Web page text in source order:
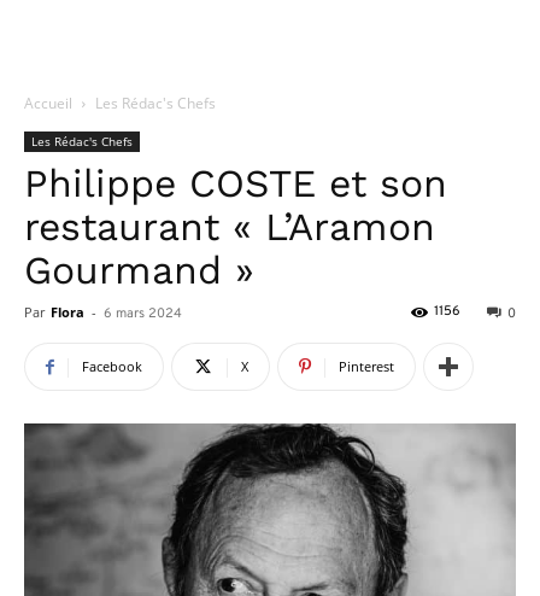
Accueil Les Rédac's Chefs
Les Rédac's Chefs
Philippe COSTE et son
restaurant « L’Aramon
Gourmand »
Par Flora - 6 mars 2024 0
1156
Facebook X Pinterest